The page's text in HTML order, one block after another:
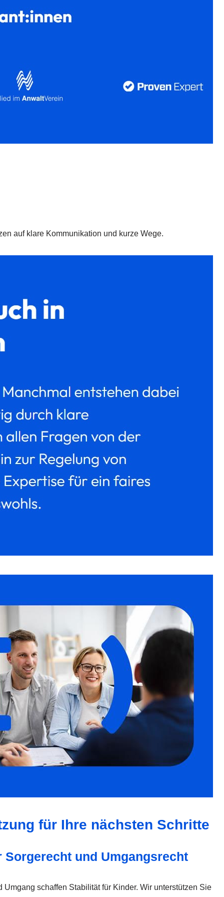
auf klare Kommunikation und kurze Wege.
für Ihre nächsten Schritte
und Umgangsrecht
schaffen Stabilität für Kinder. Wir unterstützen Sie